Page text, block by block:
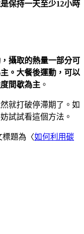
保持一天至少12小時
攝取的熱量一部分可
。大餐後運動，可以
間歇為主 。
就打破停滯期了。如
試試看這個方法。
標題為〈如何利用碳